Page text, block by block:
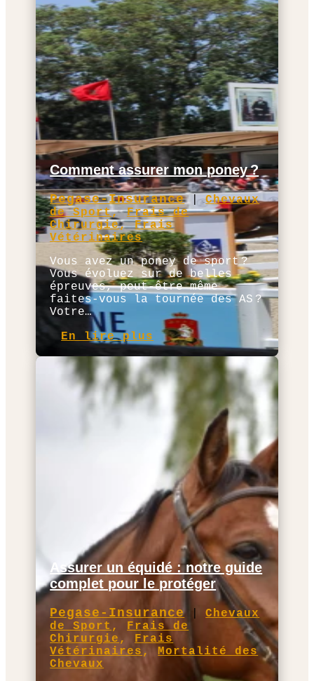
Comment assurer mon poney ?
Pegase-Insurance
Chevaux
de Sport,Frais de
Chirurgie,Frais
Vétérinaires
Vous avez un poney de sport ?
Vous évoluez sur de belles
épreuves, peut-être même
faites-vous la tournée des AS ?
Votre…
En lire plus
Assurer un équidé : notre guide
complet pour le protéger
Pegase-Insurance
Chevaux
de Sport , Frais de
Chirurgie , Frais
Vétérinaires ,Mortalité des
Chevaux